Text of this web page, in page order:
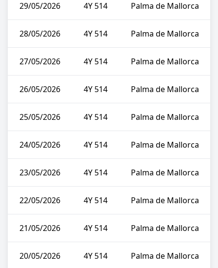
29/05/2026 4Y 514 Palma de Mallorca
28/05/2026 4Y 514 Palma de Mallorca
27/05/2026 4Y 514 Palma de Mallorca
26/05/2026 4Y 514 Palma de Mallorca
25/05/2026 4Y 514 Palma de Mallorca
24/05/2026 4Y 514 Palma de Mallorca
23/05/2026 4Y 514 Palma de Mallorca
22/05/2026 4Y 514 Palma de Mallorca
21/05/2026 4Y 514 Palma de Mallorca
20/05/2026 4Y 514 Palma de Mallorca